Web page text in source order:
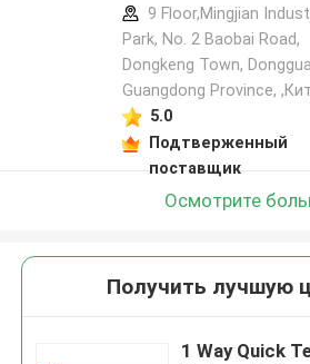
производителя
9 Floor,Mingjian
Park, No. 2 Baobai Road,
Dongkeng Town,
Guangdong Province,
5.0
Подтверженный
поставщик
Осмотрите
Получить лучшую
1 Way Quick